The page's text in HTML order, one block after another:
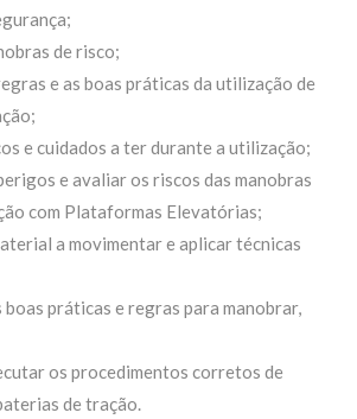
de risco;
e as boas práticas da utilização de
e cuidados a ter durante a utilização;
e avaliar os riscos das manobras
com Plataformas Elevatórias;
a movimentar e aplicar técnicas
boas práticas e regras para manobrar,
os procedimentos corretos de
de tração.